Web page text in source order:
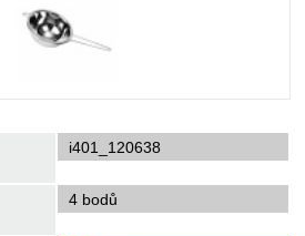
i401_120638
4 bodů